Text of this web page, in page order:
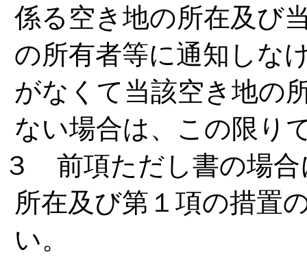
係る空き地の所在及び
の所有者等に通知しな
がなくて当該空き地の
ない場合は、この限り
３ 前項ただし書の場合
所在及び第１項の措置
い。